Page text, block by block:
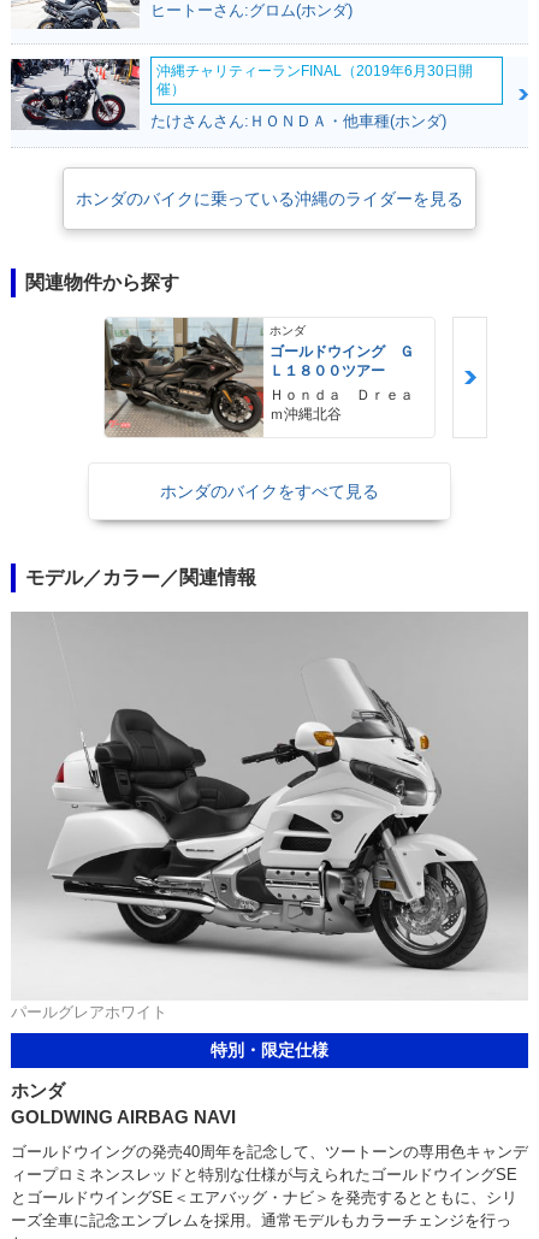
追加され、続く2020年モデルでは、左側サドルバッグ内にUSBソケット
変更された。また、2020年6月から、グーグル社の「Android Auto」にも
対応するためのソフトウェア更新が可能になった。2021年からは、マニ
ュアルミッション車が廃止され、DCTモデルのみとなった。2023年2月に
は、平成32年（令和2年）排出ガス規制に適合し、サドルバッグ・リアト
行令の一部改正に伴い、従来の「総排気量0.650リットル以下」という限
定が撤廃され、排気量の上限なく、クラッチ操作を必要としない車両を運
グであっても、DCT搭載モデルならばAT限定大型二輪免許で運転するこ
とが可能になった。
ヒートーさん:グロム(ホンダ)
沖縄チャリティーランFINAL（2019年6月30日開
催）
たけさんさん:ＨＯＮＤＡ・他車種(ホンダ)
ホンダのバイクに乗っている沖縄のライダーを見る
関連物件から探す
ホンダ
ゴールドウイング Ｇ
Ｌ１８００ツアー
Ｈｏｎｄａ Ｄｒｅａ
ｍ沖縄北谷
ホンダのバイクをすべて見る
モデル／カラー／関連情報
パールグレアホワイト
特別・限定仕様
ホンダ
GOLDWING AIRBAG NAVI
ゴールドウイングの発売40周年を記念して、ツートーンの専用色キャンデ
ィープロミネンスレッドと特別な仕様が与えられたゴールドウイングSE
とゴールドウイングSE＜エアバッグ・ナビ＞を発売するとともに、シリ
ーズ全車に記念エンブレムを採用。通常モデルもカラーチェンジを行っ